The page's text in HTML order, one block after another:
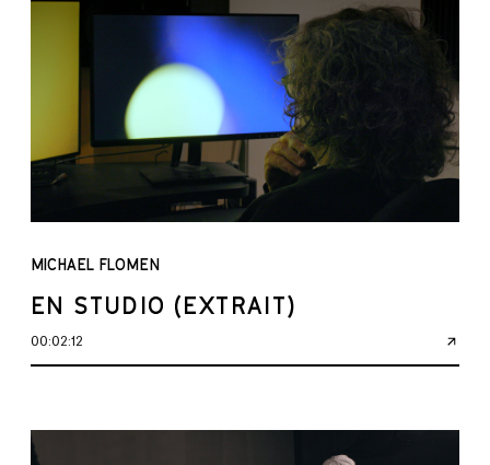
MICHAEL FLOMEN
EN STUDIO (EXTRAIT)
00:02:12